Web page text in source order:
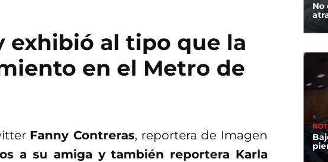
exhibió al tipo que la
en el Metro de
Fanny Contreras, reportera de Imagen
a su amiga y también reportera Karla
No